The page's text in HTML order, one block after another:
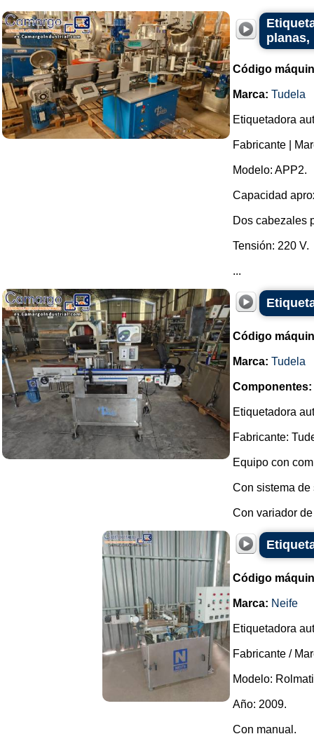
planas,
Código
Marca: Tudela
Etiquetadora
Fabricante |
Modelo: APP2.
Capacidad
Dos cabezales
Tensión: 220 V.
...
Código
Marca: Tudela
Componentes:
Etiquetadora
Fabricante:
Equipo con
Con sistema
Con variador
Código
Marca: Neife
Etiquetadora
Fabricante /
Modelo:
Año: 2009.
Con manual.